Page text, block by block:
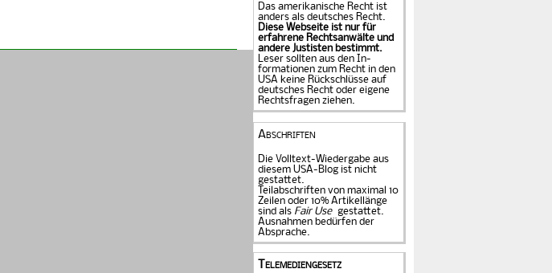
Das amerikanische Recht ist
anders als deutsches Recht.
Diese Webseite ist nur für
erfahrene Rechtsanwälte und
andere Justisten be­stimmt.
Leser sollten aus den In­
formationen zum Recht in den
USA keine Rückschlüsse auf
deutsches Recht oder eigene
Rechtsfragen ziehen.
Abschriften
Die Volltext-Wiedergabe aus
diesem USA-Blog ist nicht
gestattet.
Teilabschriften von maximal 10
Zeilen oder 10% Artikellänge
sind als Fair Use
gestattet.
Ausnahmen bedürfen der
Absprache.
Telemediengesetz